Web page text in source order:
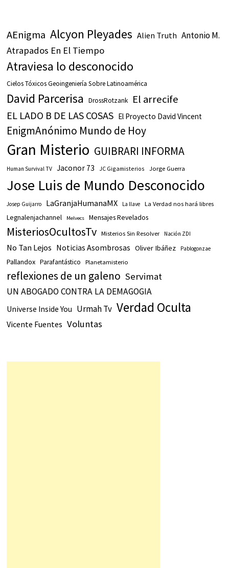
AEnigma Alcyon Pleyades Alien Truth Antonio M.
Atrapados En El Tiempo
Atraviesa lo desconocido
Cielos Tóxicos Geoingeniería Sobre Latinoamérica
David Parcerisa DrossRotzank El arrecife
EL LADO B DE LAS COSAS El Proyecto David Vincent
EnigmAnónimo Mundo de Hoy
Gran Misterio GUIBRARI INFORMA
Human Survival TV Jaconor 73 JC Gigamisterios Jorge Guerra
Jose Luis de Mundo Desconocido
Josep Guijarro LaGranjaHumanaMX La llave La Verdad nos hará libres
Legnalenjachannel Melvecs Mensajes Revelados
MisteriosOcultosTv Misterios Sin Resolver Nación ZDI
No Tan Lejos Noticias Asombrosas Oliver Ibáñez Pablogonzae
Pallandox Parafantástico Planetamisterio
reflexiones de un galeno Servimat
UN ABOGADO CONTRA LA DEMAGOGIA
Universe Inside You Urmah Tv Verdad Oculta
Vicente Fuentes Voluntas